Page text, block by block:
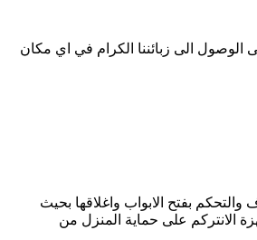
الى زبائننا الكرام في اي مكان
بفتح الابواب واغلاقها بحيث
الانتركم على حماية المنزل من